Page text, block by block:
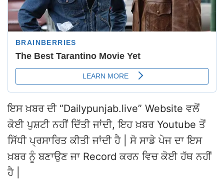
ਇਸ ਖ਼ਬਰ ਦੀ “Dailypunjab.live” Website ਵਲੋਂ
ਕੋਈ ਪੁਸ਼ਟੀ ਨਹੀਂ ਦਿੱਤੀ ਜਾਂਦੀ, ਇਹ ਖ਼ਬਰ Youtube ਤੋਂ
ਸਿੱਧੀ ਪ੍ਰਸਾਰਿਤ ਕੀਤੀ ਜਾਂਦੀ ਹੈ | ਸੋ ਸਾਡੇ ਪੇਜ ਦਾ ਇਸ
ਖ਼ਬਰ ਨੂੰ ਬਣਾਉਣ ਜਾ Record ਕਰਨ ਵਿਚ ਕੋਈ ਹੱਥ ਨਹੀਂ
ਹੈ |